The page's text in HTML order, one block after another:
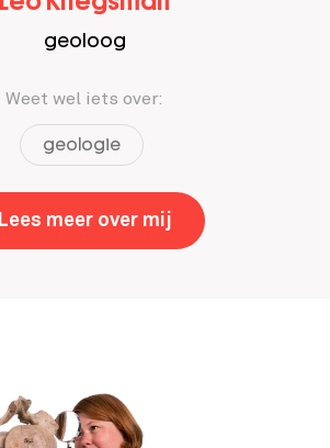
geoloog
Weet wel iets over:
geologie
Lees meer over mij Leo Kriegsman